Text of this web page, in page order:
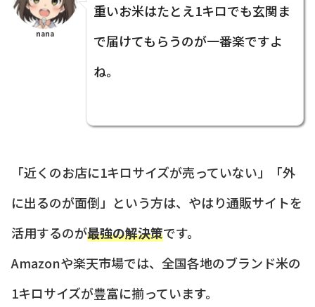
nana
重いお米はたとえ1キロでも玄関ま
で届けてもらうのが一番楽ですよ
ね。
「近くのお店に1キロサイズが売っていない」「外
に出るのが面倒」という方は、やはり通販サイトを
活用するのが最強の解決策です。
Amazonや楽天市場では、全国各地のブランド米の
1キロサイズが豊富に揃っています。